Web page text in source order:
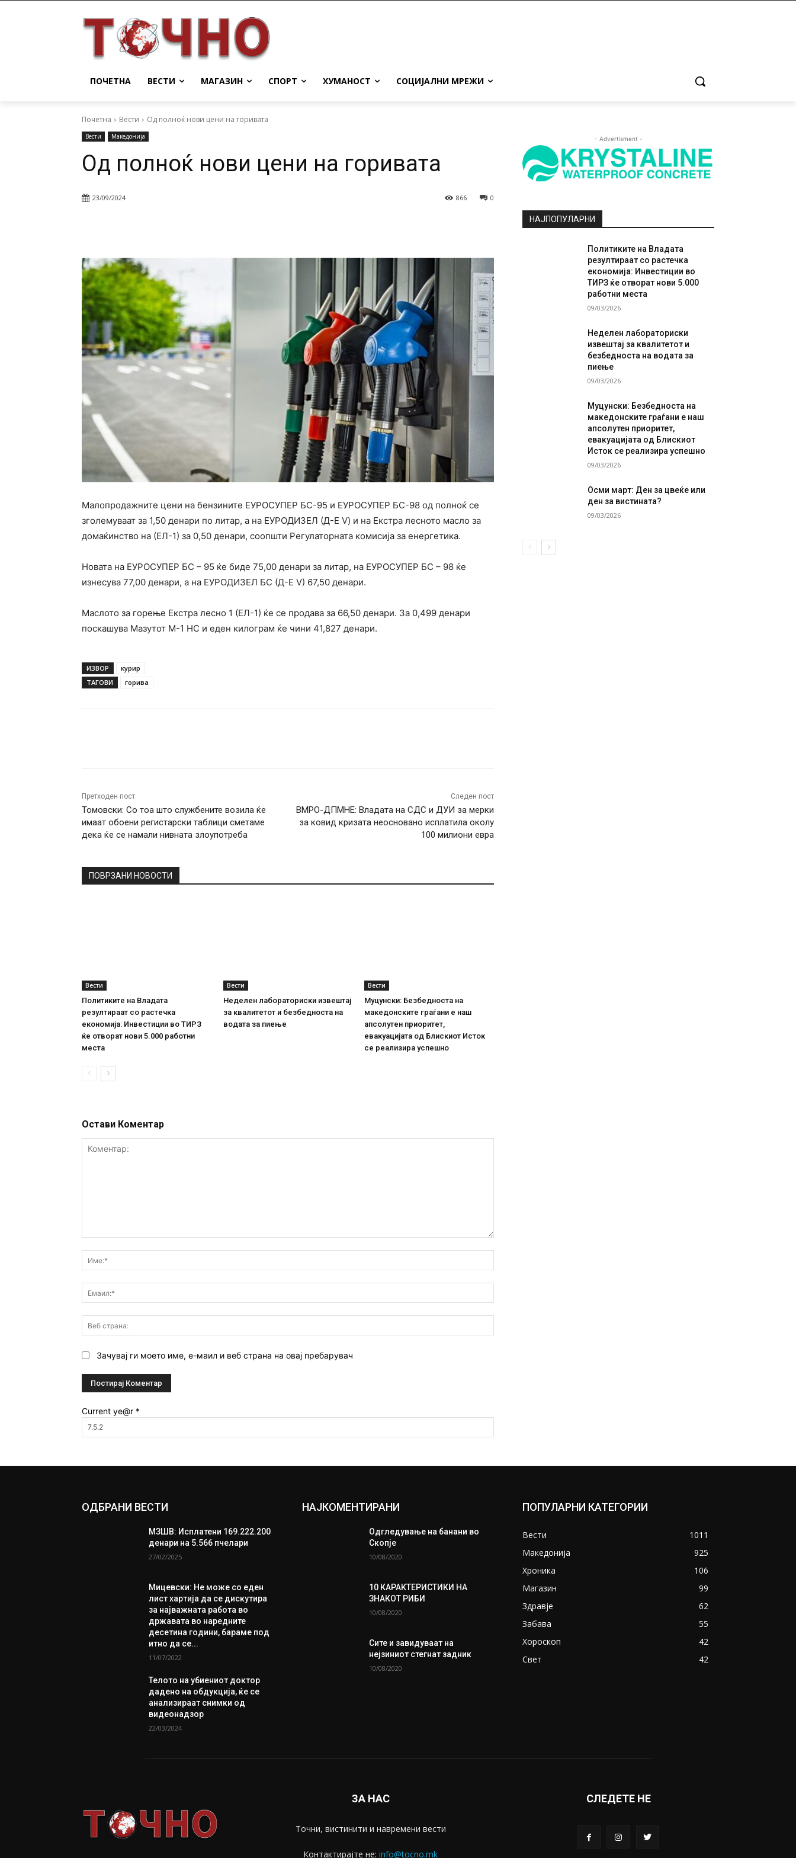
ПОЧЕТНА ВЕСТИ МАГАЗИН СПОРТ ХУМАНОСТ СОЦИЈАЛНИ МРЕЖИ
Почетна Вести Од полноќ нови цени на горивата
Вести Македонија
Од полноќ нови цени на горивата
23/09/2024 0
866
Малопродажните цени на бензините ЕУРОСУПЕР БС-95 и ЕУРОСУПЕР БС-98 од полноќ се
зголемуваат за 1,50 денари по литар, а на ЕУРОДИЗЕЛ (Д-Е V) и на Екстра лесното масло за
домаќинство на (ЕЛ-1) за 0,50 денари, соопшти Регулаторната комисија за енергетика.
Новата на ЕУРОСУПЕР БС – 95 ќе биде 75,00 денари за литар, на ЕУРОСУПЕР БС – 98 ќе
изнесува 77,00 денари, а на ЕУРОДИЗЕЛ БС (Д-Е V) 67,50 денари.
Маслото за горење Екстра лесно 1 (ЕЛ-1) ќе се продава за 66,50 денари. За 0,499 денари
поскашува Мазутот М-1 НС и еден килограм ќе чини 41,827 денари.
ИЗВОР
курир
ТАГОВИ
горива
Претходен пост
Томовски: Со тоа што службените возила ќе
имаат обоени регистарски таблици сметаме
дека ќе се намали нивната злоупотреба
Следен пост
ВМРО-ДПМНЕ: Владата на СДС и ДУИ за мерки
за ковид кризата неосновано исплатила околу
100 милиони евра
ПОВРЗАНИ НОВОСТИ
Вести
Политиките на Владата
резултираат со растечка
економија: Инвестиции во ТИРЗ
ќе отворат нови 5.000 работни
места
Вести
Неделен лабораториски извештај
за квалитетот и безбедноста на
водата за пиење
Вести
Муцунски: Безбедноста на
македонските граѓани е наш
апсолутен приоритет,
евакуацијата од Блискиот Исток
се реализира успешно
Остави Коментар
страна:
Зачувај ги моето име, е-маил и веб страна на овај пребарувач
Current ye@r *
- Advertisment -
НАЈПОПУЛАРНИ
Политиките на Владата
резултираат со растечка
економија: Инвестиции во
ТИРЗ ќе отворат нови 5.000
работни места
09/03/2026
Неделен лабораториски
извештај за квалитетот и
безбедноста на водата за
пиење
09/03/2026
Муцунски: Безбедноста на
македонските граѓани е наш
апсолутен приоритет,
евакуацијата од Блискиот
Исток се реализира успешно
09/03/2026
Осми март: Ден за цвеќе или
ден за вистината?
09/03/2026
ОДБРАНИ ВЕСТИ
МЗШВ: Исплатени 169.222.200
денари на 5.566 пчелари
27/02/2025
Мицевски: Не може со еден
лист хартија да се дискутира
за најважната работа во
државата во наредните
десетина години, бараме под
итно да се...
11/07/2022
Телото на убиениот доктор
дадено на обдукција, ќе се
анализираат снимки од
видеонадзор
22/03/2024
НАЈКОМЕНТИРАНИ
Одгледување на банани во
Скопје
10/08/2020
10 КАРАКТЕРИСТИКИ НА
ЗНАКОТ РИБИ
10/08/2020
Сите и завидуваат на
нејзиниот стегнат задник
10/08/2020
ПОПУЛАРНИ КАТЕГОРИИ
Вести
1011
Македонија
925
Хроника
106
Магазин
99
Здравје
62
Забава
55
Хороскоп
42
Свет
42
ЗА НАС
Точни, вистинити и навремени вести
Контактирајте не: info@tocno.mk
СЛЕДЕТЕ НЕ